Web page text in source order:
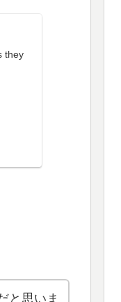
they
と思いま